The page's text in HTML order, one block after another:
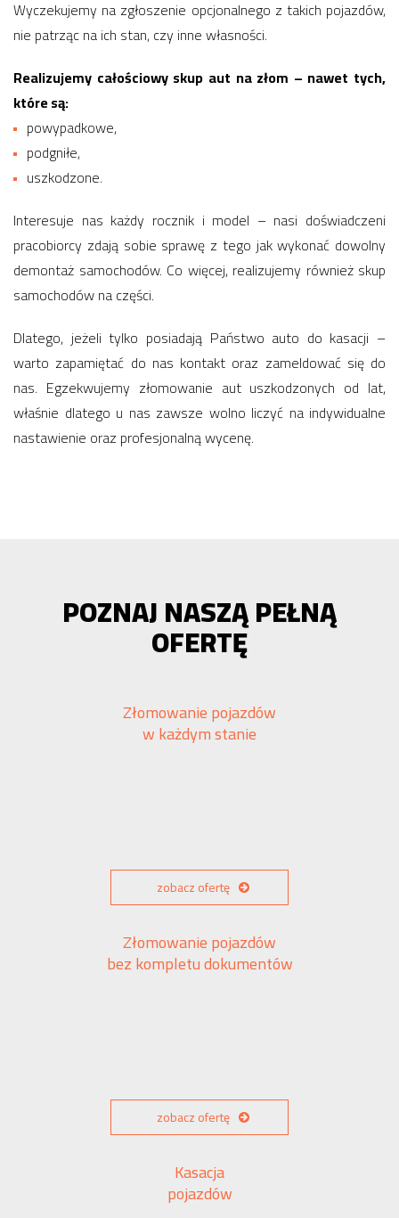
Wyczekujemy na zgłoszenie opcjonalnego z takich pojazdów,
nie patrząc na ich stan, czy inne własności.
Realizujemy całościowy skup aut na złom – nawet tych,
które są:
powypadkowe,
podgniłe,
uszkodzone.
Interesuje nas każdy rocznik i model – nasi doświadczeni
pracobiorcy zdają sobie sprawę z tego jak wykonać dowolny
demontaż samochodów. Co więcej, realizujemy również skup
samochodów na części.
Dlatego, jeżeli tylko posiadają Państwo auto do kasacji –
warto zapamiętać do nas kontakt oraz zameldować się do
nas. Egzekwujemy złomowanie aut uszkodzonych od lat,
właśnie dlatego u nas zawsze wolno liczyć na indywidualne
nastawienie oraz profesjonalną wycenę.
POZNAJ NASZĄ PEŁNĄ
OFERTĘ
Złomowanie pojazdów
w każdym stanie
zobacz ofertę
Złomowanie pojazdów
bez kompletu dokumentów
zobacz ofertę
Kasacja
pojazdów